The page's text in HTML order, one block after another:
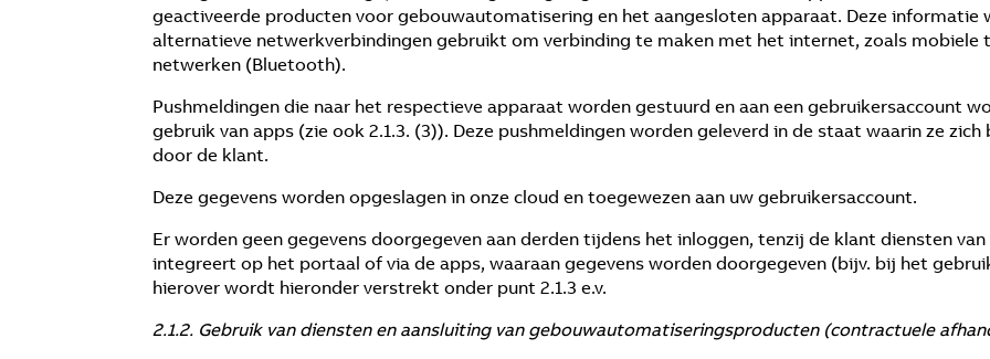
geactiveerde producten voor gebouwautomatisering en het aangesloten apparaat. Deze
alternatieve netwerkverbindingen gebruikt om verbinding te maken met het internet, zoals
netwerken (Bluetooth).
Pushmeldingen die naar het respectieve apparaat worden gestuurd en aan een gebruikersaccount
gebruik van apps (zie ook 2.1.3. (3)). Deze pushmeldingen worden geleverd in de staat waarin ze
door de klant.
Deze gegevens worden opgeslagen in onze cloud en toegewezen aan uw gebruikersaccount.
Er worden geen gegevens doorgegeven aan derden tijdens het inloggen, tenzij de klant diensten
integreert op het portaal of via de apps, waaraan gegevens worden doorgegeven (bijv. bij het
hierover wordt hieronder verstrekt onder punt 2.1.3 e.v.
2.1.2. Gebruik van diensten en aansluiting van gebouwautomatiseringsproducten (contractuele